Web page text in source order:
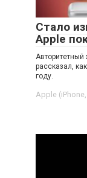
Стало
Apple
Авторитетный
рассказал,
году.
Apple